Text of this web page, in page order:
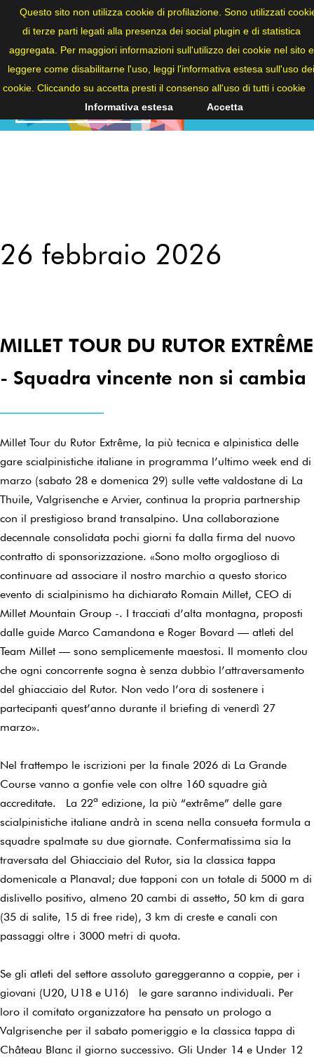
ITA
NEWS
26 febbraio 2026
MILLET TOUR DU RUTOR EXTRÊME
- Squadra vincente non si cambia
Millet Tour du Rutor Extrême, la più tecnica e alpinistica delle
gare scialpinistiche italiane in programma l’ultimo week end di
marzo (sabato 28 e domenica 29) sulle vette valdostane di La
Thuile, Valgrisenche e Arvier, continua la propria partnership
con il prestigioso brand transalpino. Una collaborazione
decennale consolidata pochi giorni fa dalla firma del nuovo
contratto di sponsorizzazione. «Sono molto orgoglioso di
continuare ad associare il nostro marchio a questo storico
evento di scialpinismo ha dichiarato Romain Millet, CEO di
Millet Mountain Group -. I tracciati d’alta montagna, proposti
dalle guide Marco Camandona e Roger Bovard — atleti del
Team Millet — sono semplicemente maestosi. Il momento clou
che ogni concorrente sogna è senza dubbio l’attraversamento
del ghiacciaio del Rutor. Non vedo l’ora di sostenere i
partecipanti quest’anno durante il briefing di venerdì 27
marzo».
Nel frattempo le iscrizioni per la finale 2026 di La Grande
Course vanno a gonfie vele con oltre 160 squadre già
accreditate. La 22ª edizione, la più “extrême” delle gare
scialpinistiche italiane andrà in scena nella consueta formula a
squadre spalmate su due giornate. Confermatissima sia la
traversata del Ghiacciaio del Rutor, sia la classica tappa
domenicale a Planaval; due tapponi con un totale di 5000 m di
dislivello positivo, almeno 20 cambi di assetto, 50 km di gara
(35 di salite, 15 di free ride), 3 km di creste e canali con
passaggi oltre i 3000 metri di quota.
Se gli atleti del settore assoluto gareggeranno a coppie, per i
giovani (U20, U18 e U16) le gare saranno individuali. Per
loro il comitato organizzatore ha pensato un prologo a
Valgrisenche per il sabato pomeriggio e la classica tappa di
Château Blanc il giorno successivo. Gli Under 14 e Under 12
Questo sito non utilizza cookie di profilazione. Sono utilizzati
di terze parti legati alla presenza dei social plugin e di statistica
aggregata. Per maggiori informazioni sull'utilizzo dei cookie nel sito e
leggere come disabilitarne l'uso, leggi l'informativa estesa sull'uso dei
cookie. Cliccando su accetta presti il consenso all'uso di tutti i cookie
Informativa estesa
Accetta